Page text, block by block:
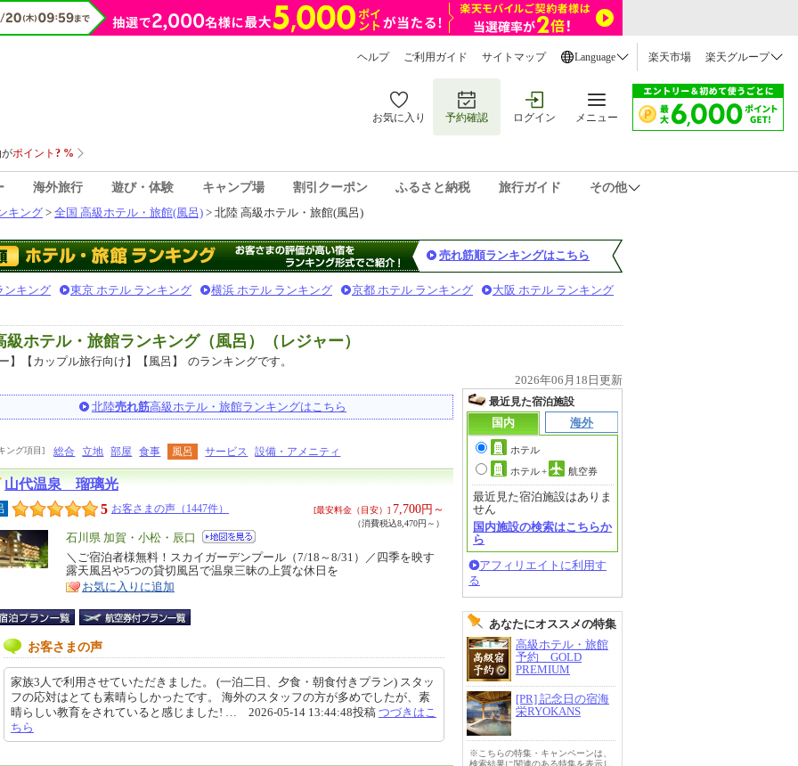
ヘルプ ご利用ガイド サイトマップ Language 楽天市場 楽天グループ
お気に入り 予約確認 ログイン メニュー
海外旅行 遊び・体験 キャンプ場 割引クーポン ふるさと納税 旅行ガイド
その他
キング > 全国 高級ホテル・旅館(風呂) > 北陸 高級ホテル・旅館(風呂)
売れ筋順ランキングはこちら
ンキング 東京 ホテル ランキング 横浜 ホテル ランキング 京都 ホテル ランキング 大阪 ホテル ランキング
ホテル・旅館ランキング（風呂）（レジャー）
】【カップル旅行向け】【風呂】
のランキングです。
2026年06月18日更新
北陸売れ筋高級ホテル・旅館ランキングはこちら
ング項目] 総合 立地 部屋 食事 風呂 サービス 設備・アメニティ
山代温泉 瑠璃光
5 お客さまの声（1447件） [最安料金（目安）] 7,700円～
（消費税込8,470円～）
エ
リ
ア
石川県 加賀・小松・辰口
特
徴
＼ご宿泊者様無料！スカイガーデンプール（7/18～8/31）／四季を映す
露天風呂や5つの貸切風呂で温泉三昧の上質な休日を
お気に入りに追加
お客さまの声
家族3人で利用させていただきました。 (一泊二日、夕食・朝食付きプラン) スタッ
フの応対はとても素晴らしかったです。 海外のスタッフの方が多めでしたが、素
晴らしい教育をされていると感じました! … 2026-05-14 13:44:48投稿 つづきはこ
ちら
最近見た宿泊施設
国内
海外
ホテル
ホテル+ 航空券
最近見た宿泊施設はありま
せん
国内施設の検索はこちらか
ら
アフィリエイトに利用す
る
あなたにオススメの特集
高級ホテル・旅館
予約 GOLD
PREMIUM
[PR] 記念日の宿海
栄RYOKANS
※こちらの特集・キャンペーンは、
検索結果に関連のある特集を表示し